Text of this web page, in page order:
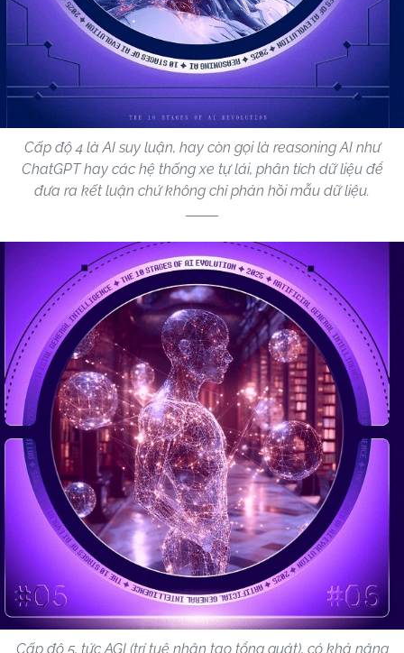
Cấp độ 4 là AI suy luận, hay còn gọi là reasoning AI như
ChatGPT hay các hệ thống xe tự lái, phân tích dữ liệu để
đưa ra kết luận chứ không chỉ phản hồi mẫu dữ liệu.
Cấp độ 5, tức AGI (trí tuệ nhân tạo tổng quát), có khả năng